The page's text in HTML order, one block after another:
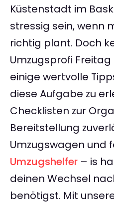
Küstenstadt im
stressig sein, wenn
richtig plant. Doch
Umzugsprofi
einige wertvolle
diese Aufgabe zu
Checklisten zur
Bereitstellung
Umzugswagen und
Umzugshelfer – is
deinen Wechsel
benötigst. Mit